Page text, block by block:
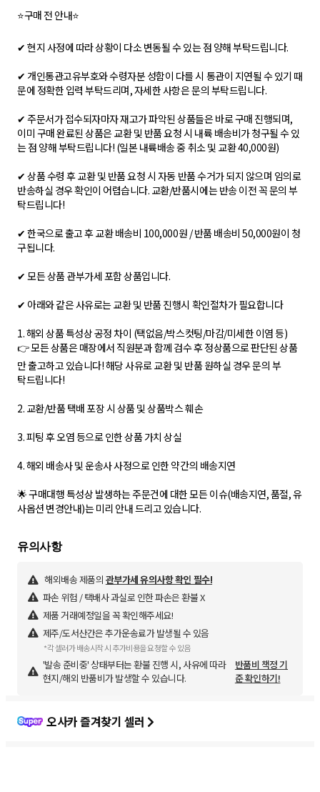
⭐구매 전 안내⭐
✔ 현지 사정에 따라 상황이 다소 변동될 수 있는 점 양해 부탁드립니다.
✔ 개인통관고유부호와 수령자분 성함이 다를 시 통관이 지연될 수 있기 때
문에 정확한 입력 부탁드리며, 자세한 사항은 문의 부탁드립니다.
✔ 주문서가 접수되자마자 재고가 파악된 상품들은 바로 구매 진행되며,
이미 구매 완료된 상품은 교환 및 반품 요청 시 내륙 배송비가 청구될 수 있
는 점 양해 부탁드립니다! (일본 내륙배송 중 취소 및 교환 40,000원)
✔ 상품 수령 후 교환 및 반품 요청 시 자동 반품 수거가 되지 않으며 임의로
반송하실 경우 확인이 어렵습니다. 교환/반품시에는 반송 이전 꼭 문의 부
탁드립니다!
✔ 한국으로 출고 후 교환 배송비 100,000원 / 반품 배송비 50,000원이 청
구됩니다.
✔ 모든 상품 관부가세 포함 상품입니다.
✔ 아래와 같은 사유로는 교환 및 반품 진행시 확인절차가 필요합니다
1. 해외 상품 특성상 공정 차이 (택없음/박스컷팅/마감/미세한 이염 등)
👉 모든 상품은 매장에서 직원분과 함께 검수 후 정상품으로 판단된 상품
만 출고하고 있습니다! 해당 사유로 교환 및 반품 원하실 경우 문의 부
탁드립니다!
2. 교환/반품 택배 포장 시 상품 및 상품박스 훼손
3. 피팅 후 오염 등으로 인한 상품 가치 상실
4. 해외 배송사 및 운송사 사정으로 인한 약간의 배송지연
🌟 구매대행 특성상 발생하는 주문건에 대한 모든 이슈(배송지연, 품절, 유
사옵션 변경안내)는 미리 안내 드리고 있습니다.
유의사항
해외배송 제품의 관부가세 유의사항 확인 필수!
파손 위험 / 택배사 과실로 인한 파손은 환불 X
제품 거래예정일을 꼭 확인해주세요!
제주/도서산간은 추가운송료가 발생될 수 있음
*각 셀러가 배송시작 시 추가비용을 요청할 수 있음
'발송 준비중' 상태부터는 환불 진행 시, 사유에 따라
현지/해외 반품비가 발생할 수 있습니다.
반품비 책정 기
준 확인하기!
오사카 즐겨찾기 셀러